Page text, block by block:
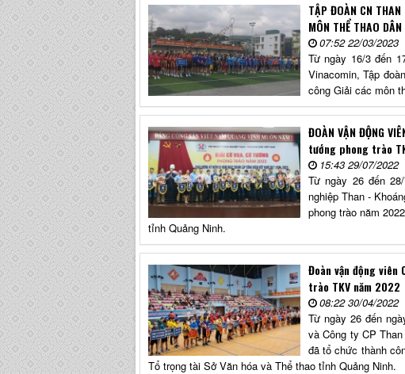
TẬP ĐOÀN CN THAN
MÔN THỂ THAO
07:52 22/03/2023
Từ ngày 16/3 đến
Vinacomin, Tập
công Giải các môn
ĐOÀN VẬN ĐỘNG
tướng phong trào
15:43 29/07/2022
Từ ngày 26 đến
nghiệp Than -
phong trào năm
tỉnh Quảng Ninh.
Đoàn vận động
trào TKV năm 2022
08:22 30/04/2022
Từ ngày 26 đến
và Công ty CP
đã tổ chức thành
Tổ trọng tài Sở Văn hóa và Thể thao tỉnh Quảng Ninh.